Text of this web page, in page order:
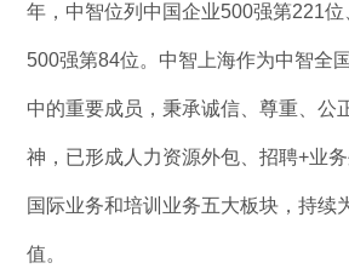
年，中智位列中国企业500强第221
500强第84位。中智上海作为中智全
中的重要成员，秉承诚信、尊重、公
神，已形成人力资源外包、招聘+业务
国际业务和培训业务五大板块，持续
值。